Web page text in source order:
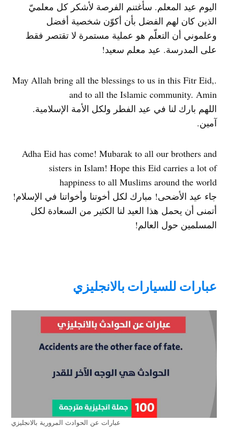
اليوم عيد المعلم. سأغتنم الفرصة لأشكر كل معلميّ
الذين كان لهم الفضل بأن أكوّن شخصية أفضل
وعلموني أن التعلّم هو عملية مستمرة لا تقتصر فقط
على المدرسة. عيد معلم سعيد!
.May Allah bring all the blessings to us in this Fitr Eid,
and to all the Islamic community. Amin
اللهم بارك لنا في عيد الفطر ولكل الأمة الإسلامية.
آمين.
Adha Eid has come! Mubarak to all our brothers and
sisters in Islam! Hope this Eid carries a lot of
happiness to all Muslims around the world
جاء عيد الأضحى! مبارك لكل أخوتنا وأخواتنا في الإسلام!
أتمنى أن يحمل هذا العيد لنا الكثير من السعادة لكل
المسلمين حول العالم!
عبارات للسيارات بالانجليزي
عبارات عن الحوادث المرورية بالانجليزي